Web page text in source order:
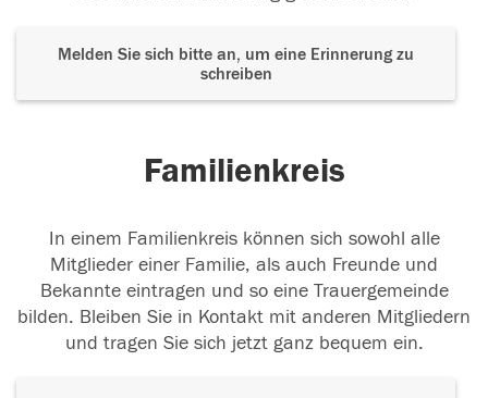
Melden Sie sich bitte an, um eine Erinnerung zu
schreiben
Familienkreis
In einem Familienkreis können sich sowohl alle
Mitglieder einer Familie, als auch Freunde und
Bekannte eintragen und so eine Trauergemeinde
bilden. Bleiben Sie in Kontakt mit anderen Mitgliedern
und tragen Sie sich jetzt ganz bequem ein.